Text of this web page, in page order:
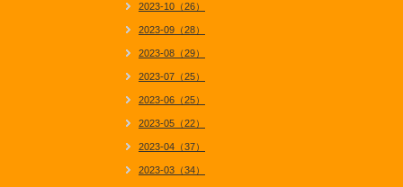
2023-10（26）
2023-09（28）
2023-08（29）
2023-07（25）
2023-06（25）
2023-05（22）
2023-04（37）
2023-03（34）